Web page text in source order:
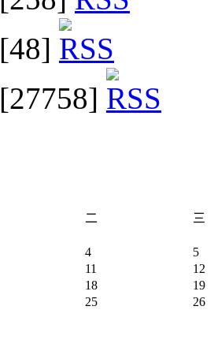
[48]
[27758]
二 三
4
5
11
12
18
19
25
26